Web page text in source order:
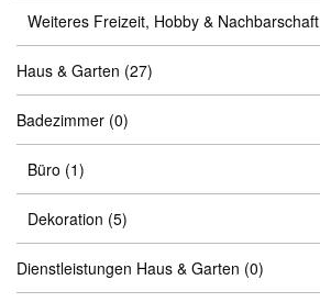
Weiteres Freizeit, Hobby & Nachbarschaft
Haus & Garten (27)
Badezimmer (0)
Büro (1)
Dekoration (5)
Dienstleistungen Haus & Garten (0)